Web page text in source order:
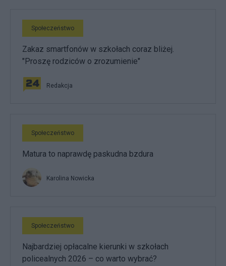
Społeczeństwo
Zakaz smartfonów w szkołach coraz bliżej.
"Proszę rodziców o zrozumienie"
Redakcja
Społeczeństwo
Matura to naprawdę paskudna bzdura
Karolina Nowicka
Społeczeństwo
Najbardziej opłacalne kierunki w szkołach
policealnych 2026 – co warto wybrać?